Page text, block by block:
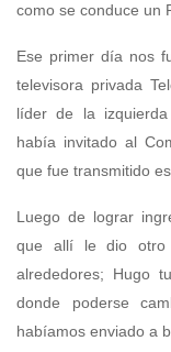
como se conduce un
Ese primer día nos
televisora privada
líder de la
había invitado al
que fue transmitido
Luego de lograr
que allí le dio otro
alrededores; Hugo
donde poderse
habíamos enviado a